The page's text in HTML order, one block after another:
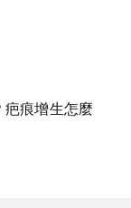
疤痕增生怎麼